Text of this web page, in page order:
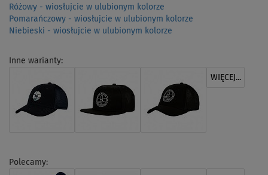
Różowy - wiosłujcie w ulubionym kolorze
Pomarańczowy - wiosłujcie w ulubionym kolorze
Niebieski - wiosłujcie w ulubionym kolorze
Inne warianty:
WIĘCEJ...
Polecamy: